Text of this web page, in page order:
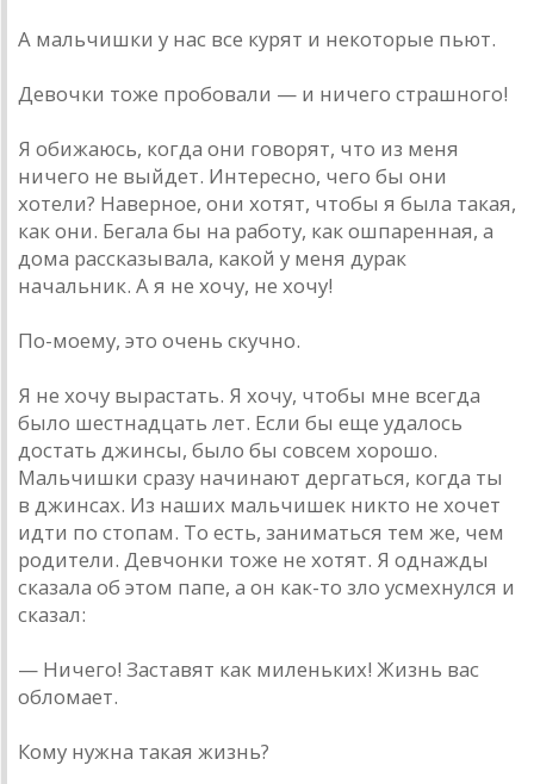
А мальчишки у нас все курят и некоторые пьют.
Девочки тоже пробовали — и ничего страшного!
Я обижаюсь, когда они говорят, что из меня
ничего не выйдет. Интересно, чего бы они
хотели? Наверное, они хотят, чтобы я была такая,
как они. Бегала бы на работу, как ошпаренная, а
дома рассказывала, какой у меня дурак
начальник. А я не хочу, не хочу!
По-моему, это очень скучно.
Я не хочу вырастать. Я хочу, чтобы мне всегда
было шестнадцать лет. Если бы еще удалось
достать джинсы, было бы совсем хорошо.
Мальчишки сразу начинают дергаться, когда ты
в джинсах. Из наших мальчишек никто не хочет
идти по стопам. То есть, заниматься тем же, чем
родители. Девчонки тоже не хотят. Я однажды
сказала об этом папе, а он как-то зло усмехнулся и
сказал:
— Ничего! Заставят как миленьких! Жизнь вас
обломает.
Кому нужна такая жизнь?